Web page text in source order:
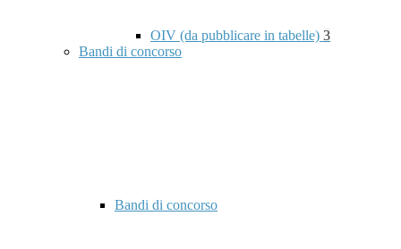
OIV (da pubblicare in tabelle) 3
Bandi di concorso
Bandi di concorso